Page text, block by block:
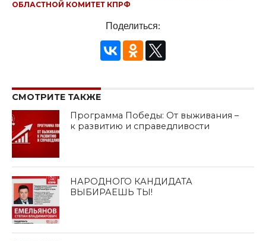
ОБЛАСТНОЙ КОМИТЕТ КПРФ
Поделиться:
СМОТРИТЕ ТАКЖЕ
Программа Победы: От выживания –
к развитию и справедливости
НАРОДНОГО КАНДИДАТА
ВЫБИРАЕШЬ ТЫ!